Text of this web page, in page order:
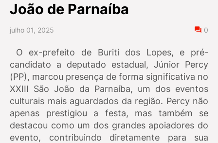
João de Parnaíba
julho 01, 2025 0
O ex-prefeito de Buriti dos Lopes, e pré-
candidato a deputado estadual, Júnior Percy
(PP), marcou presença de forma significativa no
XXIII São João da Parnaíba, um dos eventos
culturais mais aguardados da região. Percy não
apenas prestigiou a festa, mas também se
destacou como um dos grandes apoiadores do
evento, contribuindo diretamente para sua